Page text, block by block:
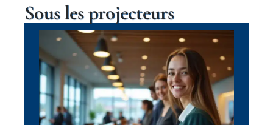
Sous les projecteurs